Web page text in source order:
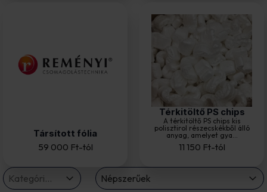
Társított fólia
59 000 Ft-tól
Térkitöltő PS chips
A térkitöltő PS chips kis
polisztirol részecskékből álló
anyag, amelyet gya...
11 150 Ft-tól
termekkategoria drop
Select content
Select content Sort
Sort content
Népszerűek
Sort content